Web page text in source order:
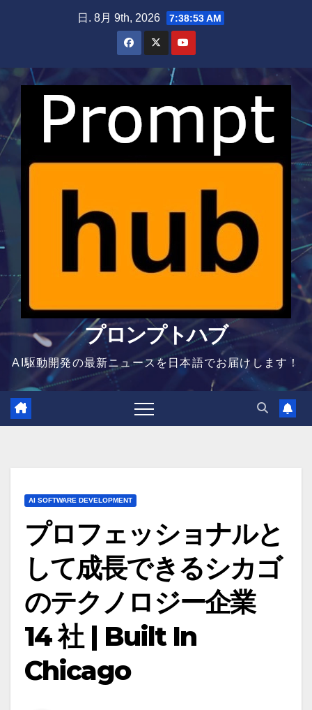
日. 8月 9th, 2026 7:38:54 AM
プロンプトハブ
AI駆動開発の最新ニュースを日本語でお届けします！
AI SOFTWARE DEVELOPMENT
プロフェッショナルと
して成長できるシカゴ
のテクノロジー企業
14 社 | Built In
Chicago